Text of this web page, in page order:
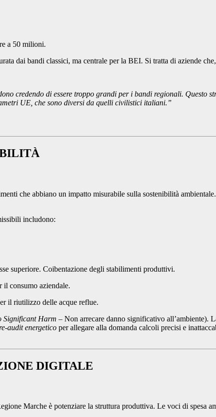
a 50 milioni.
dai bandi classici, ma centrale per la BEI. Si tratta di aziende
credendo di essere troppo grandi per i bandi regionali. Questo
UE, che sono diversi da quelli civilistici italiani.”
che abbiano un impatto misurabile sulla sostenibilità
includono:
superiore. Coibentazione degli stabilimenti produttivi.
consumo aziendale.
il riutilizzo delle acque reflue.
Significant Harm – Non arrecare danno significativo all’ambiente).
audit energetico per allegare alla domanda calcoli precisi e
DIGITALE
Marche è potenziare la struttura produttiva. Le voci di spesa